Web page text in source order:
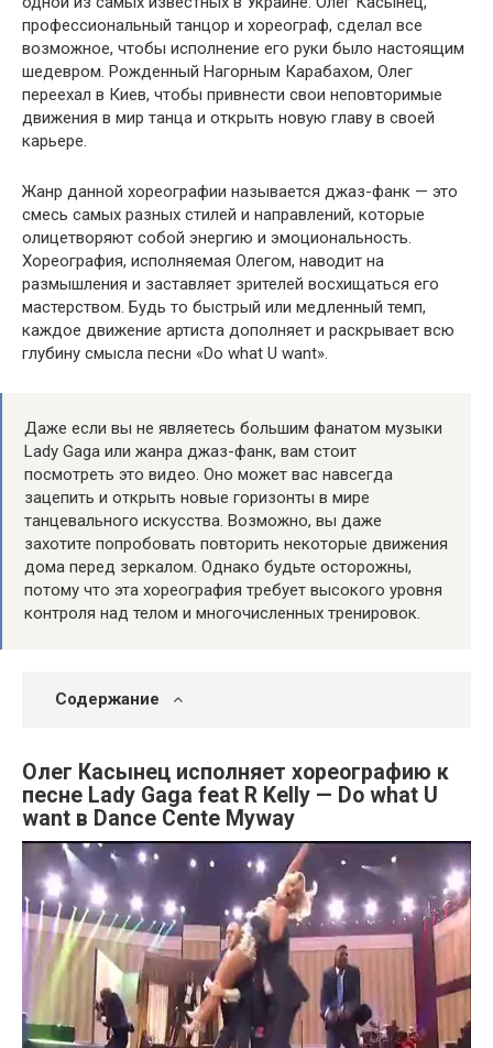
профессиональный танцор и хореограф, сделал все
возможное, чтобы исполнение его руки было настоящим
шедевром. Рожденный Нагорным Карабахом, Олег
переехал в Киев, чтобы привнести свои неповторимые
движения в мир танца и открыть новую главу в своей
карьере.
Жанр данной хореографии называется джаз-фанк — это
смесь самых разных стилей и направлений, которые
олицетворяют собой энергию и эмоциональность.
Хореография, исполняемая Олегом, наводит на
размышления и заставляет зрителей восхищаться его
мастерством. Будь то быстрый или медленный темп,
каждое движение артиста дополняет и раскрывает всю
глубину смысла песни «Do what U want».
Даже если вы не являетесь большим фанатом музыки
Lady Gaga или жанра джаз-фанк, вам стоит
посмотреть это видео. Оно может вас навсегда
зацепить и открыть новые горизонты в мире
танцевального искусства. Возможно, вы даже
захотите попробовать повторить некоторые движения
дома перед зеркалом. Однако будьте осторожны,
потому что эта хореография требует высокого уровня
контроля над телом и многочисленных тренировок.
Содержание
Олег Касынец исполняет хореографию к
песне Lady Gaga feat R Kelly — Do what U
want в Dance Cente Myway